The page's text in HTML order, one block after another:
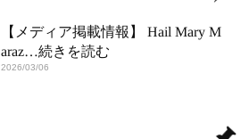
【メディア掲載情報】 Hail Mary M
araz…続きを読む
2026/03/06